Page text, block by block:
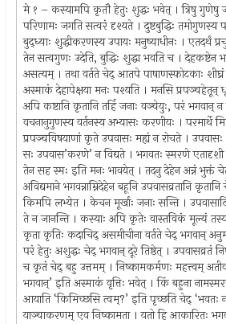
मे १ – कस्यामपि कृतौ हेतुः शुद्धः भवेत् । त्रिषु
परिणामः जगति सत्वरं दृश्यते । दुष्टबुद्धिः तमोगुणस्य
बुद्ध्याः शुद्धीकरणस्य उपायः मनुष्याधीनः । एतदर्थं
तेन सत्वगुणः उदेति, बुद्धिः शुद्धा भवति च । देहकष्टेन
असत्यम् । तथा वर्तते चेद् आतपे पाषाणस्फोटकाः
अस्माकं देहापेक्षया मनः पश्यति । मनसि प्रपञ्चहेतून्
अपि कष्टानि कृतानि तर्हि जनाः वञ्चेयुः, परं भगवान्
वचनानुगुणस्य वर्तनस्य अभ्यासः करणीयः । परमार्थे
प्रपञ्चविषयाणां कृते उपवासः मह्यं न रोचते ।
सः उपवास’करणे’ न विद्यते । भगवतः स्मरणे
तेन सह स्मः इति मनः भावयेत् । तदनु देहेन अन्नं भुक्तं
अविद्यमाने भगवन्नाम्निदेहेन बहूनि उपवासव्रतानि
किमपि लभ्येत । केचन मूर्खाः जनाः सन्ति ।
ते न जानन्ति । कस्याः अपि कृतेः वास्तविकं मूल्यं
कृता कृतिः कदाचिद् असमीचीना वर्तते चेद् भगवान्
परं हेतुः अशुद्धः चेद् भगवान् दूरे तिष्ठेत् । उपवासव्रतं
च कृतं चेद् बहु उत्तमम् । निष्कामकर्मणः महत्त्वम्
भगवान्’ इति अस्माकं वृत्तिः भवेत् । किं बहुना
आयाति ‘किमिच्छसि त्वम्?’ इति पृच्छति चेद् ‘भवतः
याञ्चाकरणम् एव निष्कामता । यतो हि आकारितः